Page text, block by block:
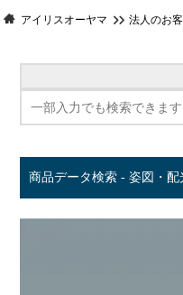
アイリスオーヤマ 法人のお
商品データ検索 - 姿図・